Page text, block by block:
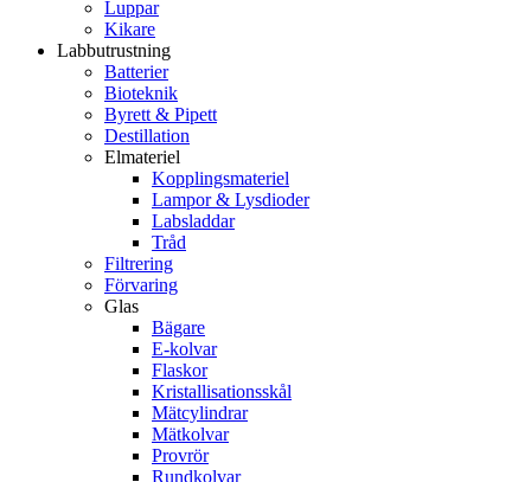
Luppar
Kikare
Labbutrustning
Batterier
Bioteknik
Byrett & Pipett
Destillation
Elmateriel
Kopplingsmateriel
Lampor & Lysdioder
Labsladdar
Tråd
Filtrering
Förvaring
Glas
Bägare
E-kolvar
Flaskor
Kristallisationsskål
Mätcylindrar
Mätkolvar
Provrör
Rundkolvar